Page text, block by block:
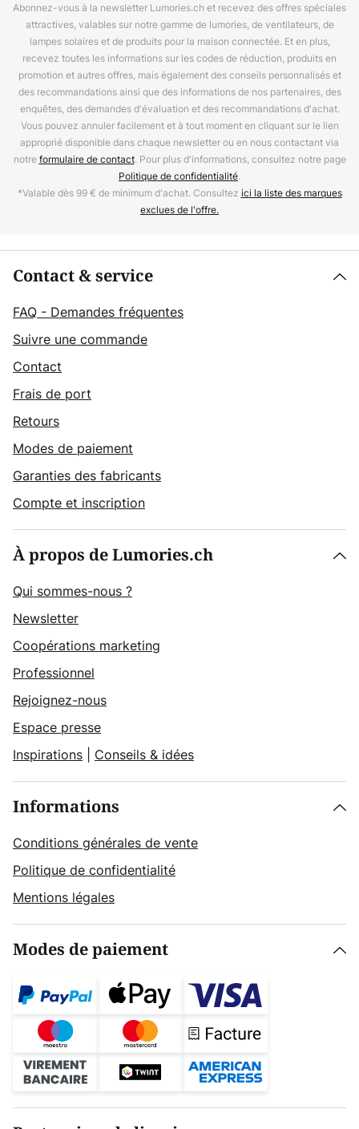
Abonnez-vous à la newsletter Lumories.ch et recevez des offres spéciales
attractives, valables sur notre gamme de lumories, de ventilateurs, de
lampes solaires et de produits pour la maison connectée. Et en plus,
recevez toutes les informations sur les codes de réduction, produits en
promotion et autres offres, mais également des conseils personnalisés et
des recommandations ainsi que des informations de nos partenaires, des
enquêtes, des demandes d'évaluation et des recommandations d'achat.
Vous pouvez annuler facilement et à tout moment en cliquant sur le lien
approprié disponible dans chaque newsletter ou en nous contactant via
notreformulaire de contact. Pour plus d'informations, consultez notre page
Politique de confidentialité.
*Valable dès 99 € de minimum d'achat. Consultez ici la liste des marques
exclues de l'offre.
Contact & service
FAQ - Demandes fréquentes
Suivre une commande
Contact
Frais de port
Retours
Modes de paiement
Garanties des fabricants
Compte et inscription
À propos de Lumories.ch
Qui sommes-nous ?
Newsletter
Coopérations marketing
Professionnel
Rejoignez-nous
Espace presse
Inspirations
Conseils & idées
Informations
Conditions générales de vente
Politique de confidentialité
Mentions légales
Modes de paiement